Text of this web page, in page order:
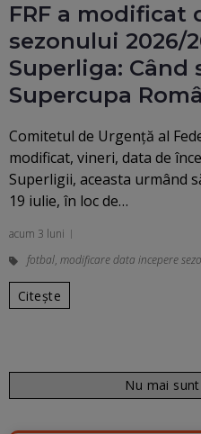
FRF a modificat
sezonului 2026/
Superliga: Când
Supercupa
Comitetul de Urgență al
modificat, vineri, data de
Superligii, aceasta urmând
19 iulie, în loc de…
acum 3 luni
fotbal, modificare data incepere
Citește
Nu mai